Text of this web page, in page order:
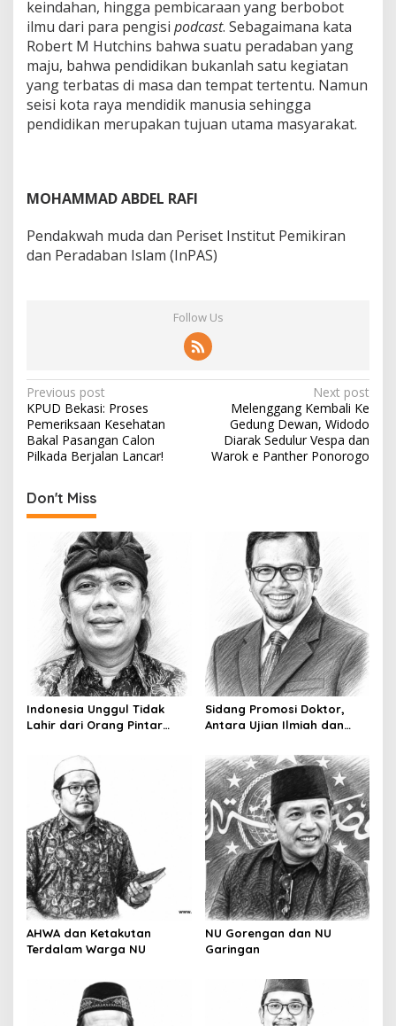
keindahan, hingga pembicaraan yang berbobot
ilmu dari para pengisi podcast. Sebagaimana kata
Robert M Hutchins bahwa suatu peradaban yang
maju, bahwa pendidikan bukanlah satu kegiatan
yang terbatas di masa dan tempat tertentu. Namun
seisi kota raya mendidik manusia sehingga
pendidikan merupakan tujuan utama masyarakat.
MOHAMMAD ABDEL RAFI
Pendakwah muda dan Periset Institut Pemikiran
dan Peradaban Islam (InPAS)
Follow Us
P
o
s
t
n
a
o
n
Previous post
KPUD Bekasi: Proses
Pemeriksaan Kesehatan
Bakal Pasangan Calon
Pilkada Berjalan Lancar!
Next post
Melenggang Kembali Ke
Gedung Dewan, Widodo
Diarak Sedulur Vespa dan
Warok e Panther Ponorogo
Don't Miss
Indonesia Unggul Tidak
Lahir dari Orang Pintar
Sidang Promosi Doktor,
Antara Ujian Ilmiah dan
AHWA dan Ketakutan
Terdalam Warga NU
NU Gorengan dan NU
Garingan